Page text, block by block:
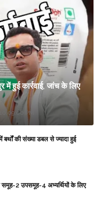
में हुई कार्रवाई, जांच के लिए
PM
बर्थों की संख्या डबल से ज्यादा हुई
2 उपसमूह-4 अभ्यर्थियों के लिए